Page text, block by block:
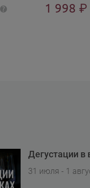
1 998 ₽
Дегустации в
31 июля - 1